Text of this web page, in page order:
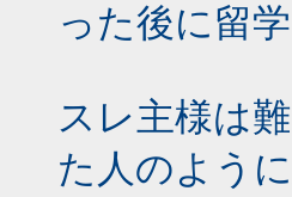
った後に留
スレ主様は
た人のよう